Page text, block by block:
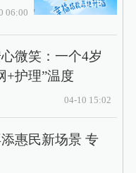
06:00
微笑：一个4岁
+护理”温度
04-10 15:02
惠民新场景 专